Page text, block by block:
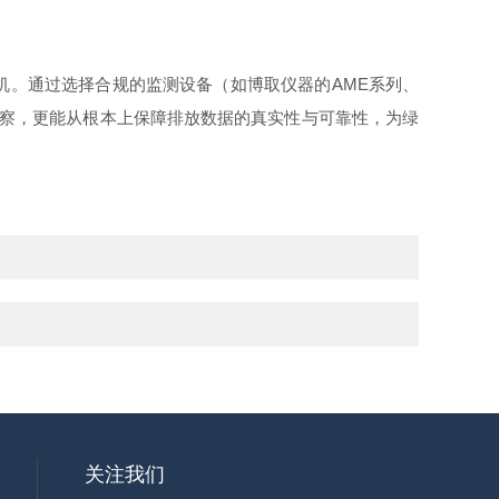
通过选择合规的监测设备（如博取仪器的AME系列、
，更能从根本上保障排放数据的真实性与可靠性，为绿
关注我们